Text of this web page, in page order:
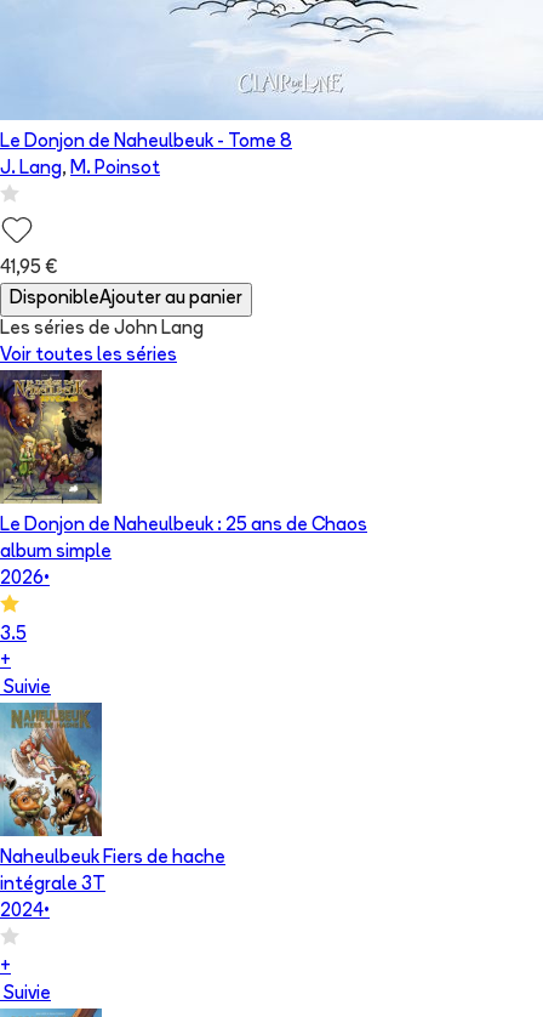
Le Donjon de Naheulbeuk - Tome 8
J. Lang, M. Poinsot
41,95 €
DisponibleAjouter au panier
Les séries de John Lang
Voir toutes les séries
Le Donjon de Naheulbeuk : 25 ans de Chaos
album simple
2026•
3.5
+
Suivie
Naheulbeuk Fiers de hache
intégrale 3T
2024•
+
Suivie